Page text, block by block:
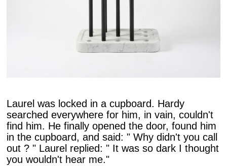
Laurel was locked in a cupboard. Hardy
searched everywhere for him, in vain, couldn't
find him. He finally opened the door, found him
in the cupboard, and said: " Why didn't you call
out ? " Laurel replied: " It was so dark I thought
you wouldn't hear me."